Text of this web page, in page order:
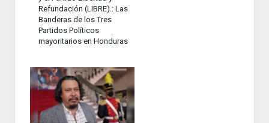
Refundación (LIBRE).: Las
Banderas de los Tres
Partidos Políticos
mayoritarios en Honduras